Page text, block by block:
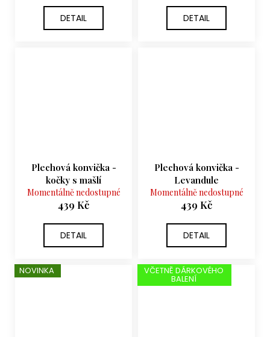
DETAIL DETAIL
Plechová konvička -
kočky s mašlí
Momentálně nedostupné
439 Kč
DETAIL
Plechová konvička -
Levandule
Momentálně nedostupné
439 Kč
DETAIL
NOVINKA VČETNĚ DÁRKOVÉHO
BALENÍ